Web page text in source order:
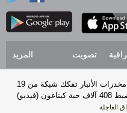
تصويت المزيد
مخدرات الأنبار تفكك شبكة من 19
(فيديو)
العاجلة